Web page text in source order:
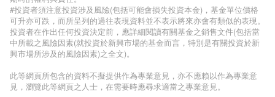
#投資者須注意投資涉及風險(包括可能會損失投資本金)，基金單位價格
可升亦可跌，而所呈列的過往表現資料並不表示將來亦會有類似的表現。
投資者在作出任何投資決定前，應詳細閱讀有關基金之銷售文件(包括當
中所載之風險因素(就投資於新興市場的基金而言，特別是有關投資於新
興市場所涉及的風險因素)之全文)。
此等網頁所包含的資料不擬提供作為專業意見，亦不應賴以作為專業意
見，瀏覽此等網頁之人士，在需要時應尋求適當之專業意見。